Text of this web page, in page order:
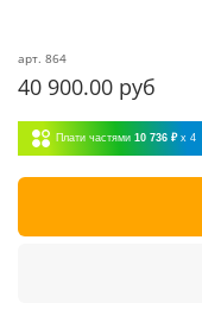
арт. 864
40 900.00 руб
Плати частями 10 736 ₽ x 4